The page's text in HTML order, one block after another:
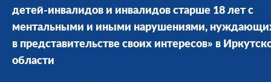
детей-инвалидов и инвалидов старше 18 лет с
ментальными и иными нарушениями,
в представительстве своих интересов» в
области